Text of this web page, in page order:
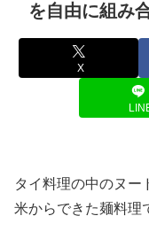
を自由に組み
X
タイ料理の中のヌー
米からできた麺料理